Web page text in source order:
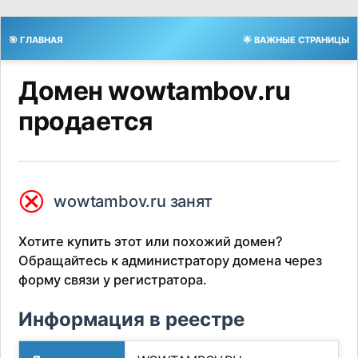
🎯 ГЛАВНАЯ 🌟 ВАЖНЫЕ СТРАНИЦЫ
Домен wowtambov.ru
продается
⮿ wowtambov.ru занят
Хотите купить этот или похожий домен?
Обращайтесь к администратору домена через
форму связи у регистратора.
Информация в реестре